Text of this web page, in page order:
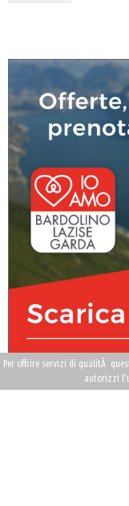
Per offrire servizi di qualitÃ
autorizzi